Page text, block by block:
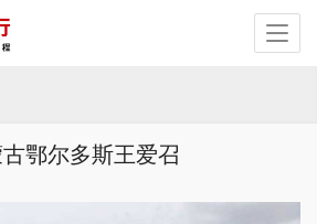
鄂尔多斯王爱召